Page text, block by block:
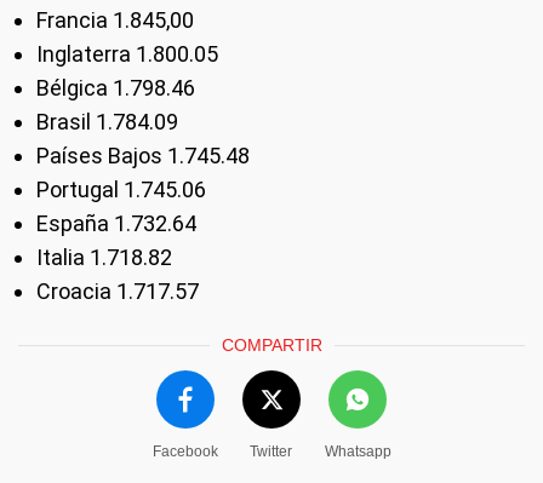
Francia 1.845,00
Inglaterra 1.800.05
Bélgica 1.798.46
Brasil 1.784.09
Países Bajos 1.745.48
Portugal 1.745.06
España 1.732.64
Italia 1.718.82
Croacia 1.717.57
COMPARTIR
Facebook Twitter Whatsapp